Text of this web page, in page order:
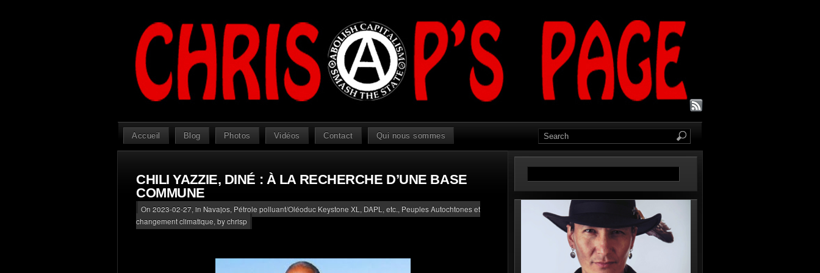
Accueil Blog Photos Vidéos Contact Qui nous sommes
CHILI YAZZIE, DINÉ : À LA RECHERCHE D’UNE BASE
COMMUNE
On 2023-02-27, in Navajos Pétrole polluant/Oléoduc Keystone XL, DAPL, etc.
Peuples Autochtones et
changement climatique , by chrisp